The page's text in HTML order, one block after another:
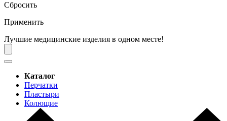
Сбросить
Применить
Лучшие медицинские изделия в одном месте!
Каталог
Перчатки
Пластыри
Колющие